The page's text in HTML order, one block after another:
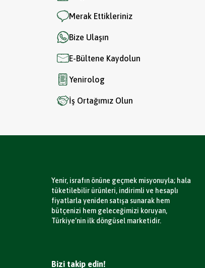
Merak Ettikleriniz
Bize Ulaşın
E-Bültene Kaydolun
Yenirolog
İş Ortağımız Olun
Yenir, israfın önüne geçmek misyonuyla; hala
tüketilebilir ürünleri, indirimli ve hesaplı
fiyatlarla yeniden satışa sunarak hem
bütçenizi hem geleceğimizi koruyan,
Türkiye’nin ilk döngüsel marketidir.
Bizi takip edin!